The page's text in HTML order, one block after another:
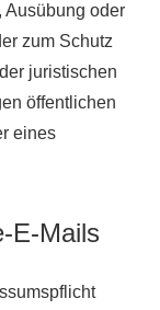
Ausübung oder
zum Schutz
juristischen
öffentlichen
eines
E-Mails